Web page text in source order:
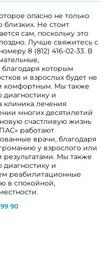
опасно не только
близких. Не стоит
сам, поскольку это
Лучше свяжитесь с
8 (812) 416-02-33. В
которым
и взрослых будет не
комфортным. Мы также
и
клиника лечения
многих десятилетий
счастливую жизнь
работают
врачи, благодаря
у взрослого или
Мы также
и
реабилитационные
в спокойной,
99 90